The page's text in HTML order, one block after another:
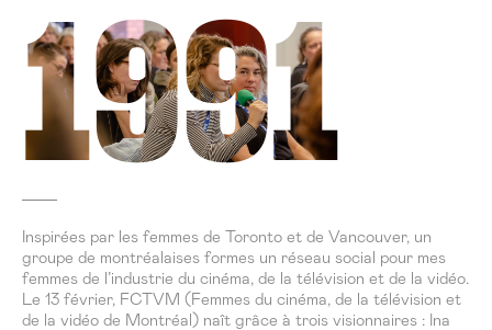
1991
Inspirées par les femmes de Toronto et de Vancouver, un
groupe de montréalaises formes un réseau social pour mes
femmes de l’industrie du cinéma, de la télévision et de la vidéo.
Le 13 février, FCTVM (Femmes du cinéma, de la télévision et
de la vidéo de Montréal) naît grâce à trois visionnaires : Ina